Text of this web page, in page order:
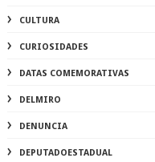
CULTURA
CURIOSIDADES
DATAS COMEMORATIVAS
DELMIRO
DENUNCIA
DEPUTADOESTADUAL